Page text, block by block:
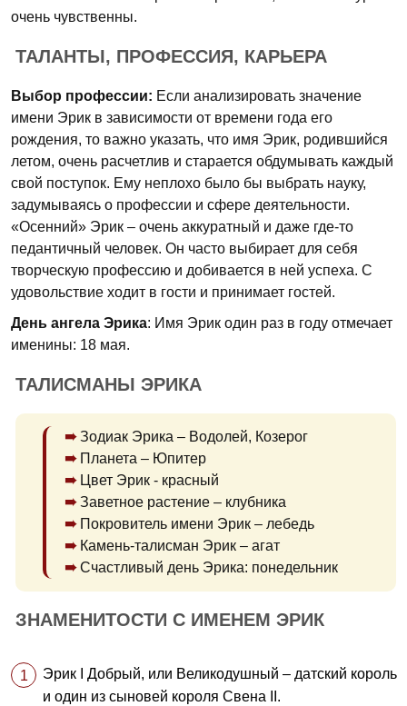
очень чувственны.
ТАЛАНТЫ, ПРОФЕССИЯ, КАРЬЕРА
Выбор профессии: Если анализировать значение
имени Эрик в зависимости от времени года его
рождения, то важно указать, что имя Эрик, родившийся
летом, очень расчетлив и старается обдумывать каждый
свой поступок. Ему неплохо было бы выбрать науку,
задумываясь о профессии и сфере деятельности.
«Осенний» Эрик – очень аккуратный и даже где-то
педантичный человек. Он часто выбирает для себя
творческую профессию и добивается в ней успеха. С
удовольствие ходит в гости и принимает гостей.
День ангела Эрика: Имя Эрик один раз в году отмечает
именины: 18 мая.
ТАЛИСМАНЫ ЭРИКА
Зодиак Эрика – Водолей, Козерог
Планета – Юпитер
Цвет Эрик - красный
Заветное растение – клубника
Покровитель имени Эрик – лебедь
Камень-талисман Эрик – агат
Счастливый день Эрика: понедельник
ЗНАМЕНИТОСТИ С ИМЕНЕМ ЭРИК
Эрик I Добрый, или Великодушный – датский король
и один из сыновей короля Свена II.